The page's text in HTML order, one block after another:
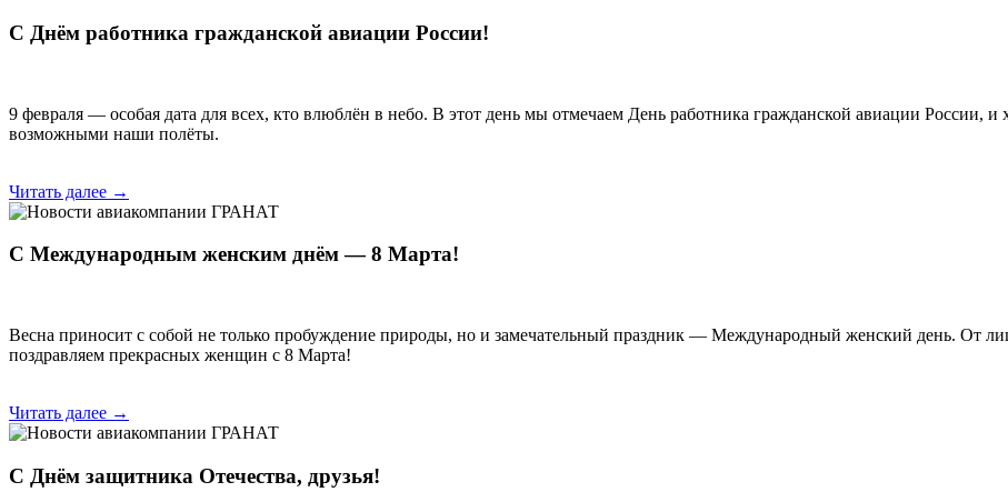
С Днём работника гражданской авиации России!
9 февраля — особая дата для всех, кто влюблён в небо. В этот день мы отмечаем День работника гражданской авиации России, и
возможными наши полёты.
Читать далее →
С Международным женским днём — 8 Марта!
Весна приносит с собой не только пробуждение природы, но и замечательный праздник — Международный женский день. От
поздравляем прекрасных женщин с 8 Марта!
Читать далее →
С Днём защитника Отечества, друзья!